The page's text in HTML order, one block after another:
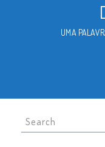
UMA
Search
for: